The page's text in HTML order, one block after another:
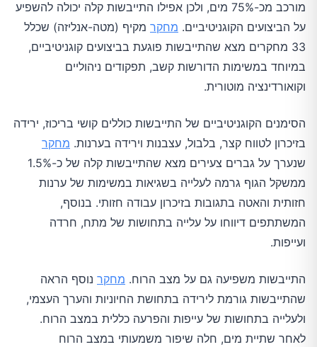
מורכב מכ-75% מים, ולכן אפילו התייבשות קלה יכולה להשפיע
על הביצועים הקוגניטיביים. מחקר מקיף (מטה-אנליזה) שכלל
33 מחקרים מצא שהתייבשות פוגעת בביצועים קוגניטיביים,
במיוחד במשימות הדורשות קשב, תפקודים ניהוליים
וקואורדינציה מוטורית.
הסימנים הקוגניטיביים של התייבשות כוללים קושי בריכוז, ירידה
בזיכרון לטווח קצר, בלבול, עצבנות וירידה בערנות. מחקר
שנערך על גברים צעירים מצא שהתייבשות קלה של כ-1.5%
ממשקל הגוף גרמה לעלייה בשגיאות במשימות של ערנות
חזותית והאטה בתגובות בזיכרון עבודה חזותי. בנוסף,
המשתתפים דיווחו על עלייה בתחושות של מתח, חרדה
ועייפות.
התייבשות משפיעה גם על מצב הרוח. מחקר נוסף הראה
שהתייבשות גורמת לירידה בתחושת החיוניות והערך העצמי,
ולעלייה בתחושות של עייפות והפרעה כללית במצב הרוח.
לאחר שתיית מים, חלה שיפור משמעותי במצב הרוח